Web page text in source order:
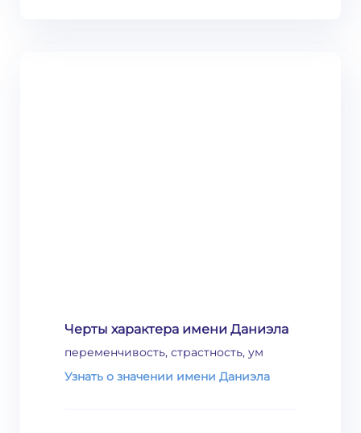
Черты характера имени Даниэла
переменчивость, страстность, ум
Узнать о значении имени Даниэла